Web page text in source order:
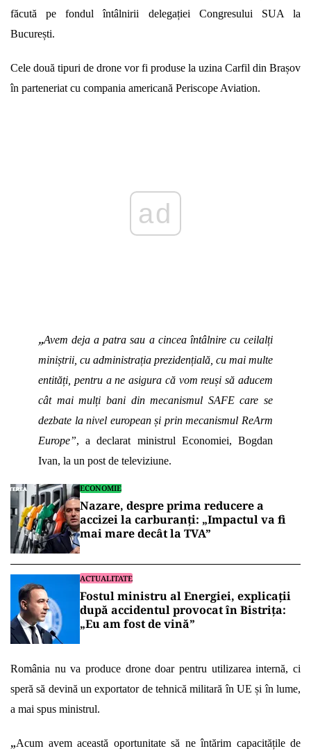
făcută pe fondul întâlnirii delegației Congresului SUA la
București.
Cele două tipuri de drone vor fi produse la uzina Carfil din Brașov
în parteneriat cu compania americană Periscope Aviation.
„Avem deja a patra sau a cincea întâlnire cu ceilalți
miniștrii, cu administrația prezidențială, cu mai multe
entități, pentru a ne asigura că vom reuși să aducem
cât mai mulți bani din mecanismul SAFE care se
dezbate la nivel european și prin mecanismul ReArm
Europe”, a declarat ministrul Economiei, Bogdan
Ivan, la un post de televiziune.
ECONOMIE
Nazare, despre prima reducere a
accizei la carburanți: „Impactul va fi
mai mare decât la TVA”
ACTUALITATE
Fostul ministru al Energiei, explicații
după accidentul provocat în Bistrița:
„Eu am fost de vină”
România nu va produce drone doar pentru utilizarea internă, ci
speră să devină un exportator de tehnică militară în UE și în lume,
a mai spus ministrul.
„Acum avem această oportunitate să ne întărim capacitățile de